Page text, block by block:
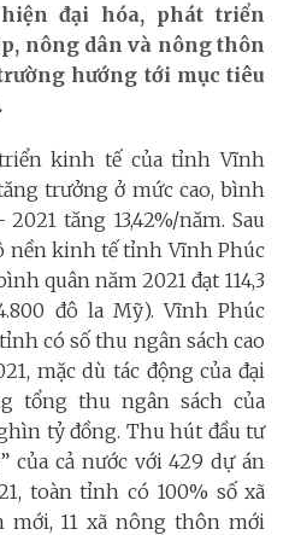
đại hóa, phát triển
nông dân và nông thôn
hướng tới mục tiêu
kinh tế của tỉnh Vĩnh
trưởng ở mức cao, bình
tăng 13,42%/năm. Sau
nền kinh tế tỉnh Vĩnh Phúc
quân năm 2021 đạt 114,3
đô la Mỹ). Vĩnh Phúc
có số thu ngân sách cao
mặc dù tác động của đại
tổng thu ngân sách của
tỷ đồng. Thu hút đầu tư
của cả nước với 429 dự án
toàn tỉnh có 100% số xã
mới, 11 xã nông thôn mới